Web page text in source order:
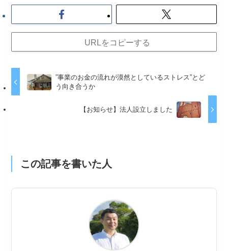
URLをコピーする
”事業のお金の流れが漠然としているストレス”とど
う向き合うか
【お知らせ】法人設立しました
この記事を書いた人